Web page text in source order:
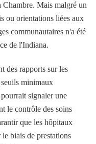
Mais malgré un
ou orientations liées aux
communautaires n'a été
de l'Indiana.
des rapports sur les
minimaux
signaler une
le contrôle des soins
que les hôpitaux
biais de prestations